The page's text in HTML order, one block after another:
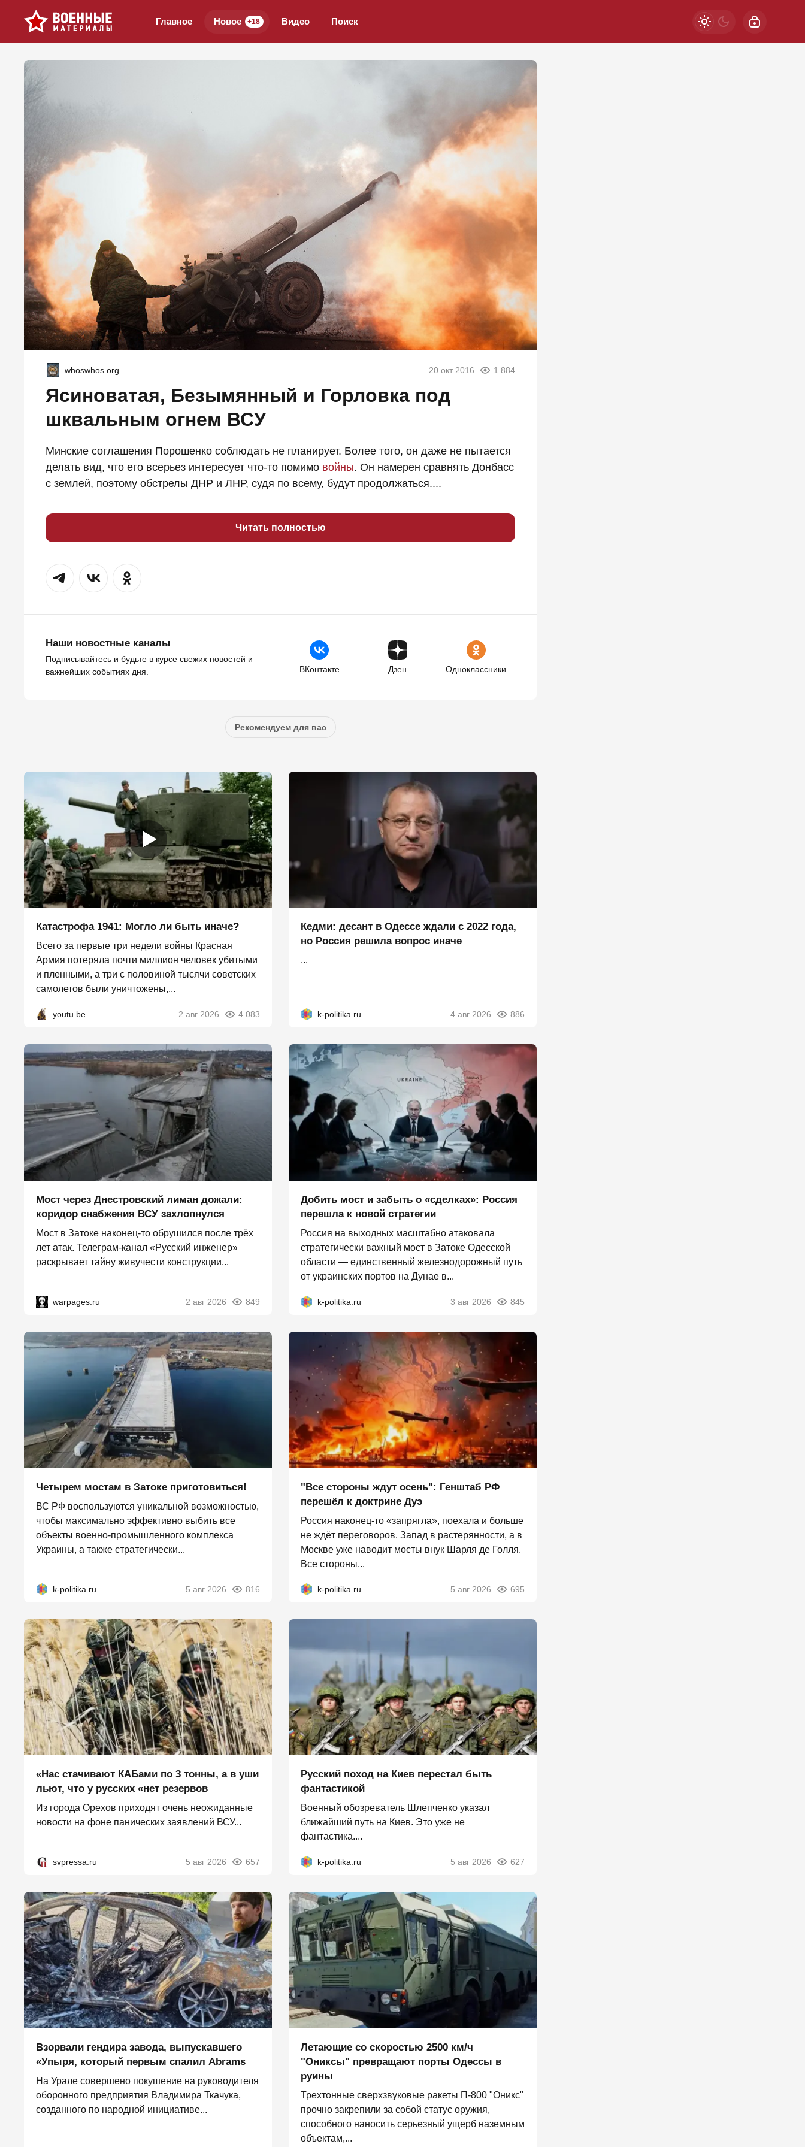
Главное Новое +18 Видео Поиск
whoswhos.org 20 окт 2016 1 884
Ясиноватая, Безымянный и Горловка под
шквальным огнем ВСУ
Минские соглашения Порошенко соблюдать не планирует. Более того, он даже не пытается
делать вид, что его всерьез интересует что-то помимо войны. Он намерен сравнять Донбасс
с землей, поэтому обстрелы ДНР и ЛНР, судя по всему, будут продолжаться....
Читать полностью
Наши новостные каналы
Подписывайтесь и будьте в курсе свежих новостей и
важнейших событиях дня.
ВКонтакте Дзен Одноклассники
Рекомендуем для вас
Катастрофа 1941: Могло ли быть иначе?
Всего за первые три недели войны Красная
Армия потеряла почти миллион человек убитыми
и пленными, а три с половиной тысячи советских
самолетов были уничтожены,...
youtu.be 2 авг 2026 4 083
Кедми: десант в Одессе ждали с 2022 года,
но Россия решила вопрос иначе
...
k-politika.ru 4 авг 2026 886
Мост через Днестровский лиман дожали:
коридор снабжения ВСУ захлопнулся
Мост в Затоке наконец-то обрушился после трёх
лет атак. Телеграм-канал «Русский инженер»
раскрывает тайну живучести конструкции...
warpages.ru 2 авг 2026 849
Добить мост и забыть о «сделках»: Россия
перешла к новой стратегии
Россия на выходных масштабно атаковала
стратегически важный мост в Затоке Одесской
области — единственный железнодорожный путь
от украинских портов на Дунае в...
k-politika.ru 3 авг 2026 845
Четырем мостам в Затоке приготовиться!
ВС РФ воспользуются уникальной возможностью,
чтобы максимально эффективно выбить все
объекты военно-промышленного комплекса
Украины, а также стратегически...
k-politika.ru 5 авг 2026 816
"Все стороны ждут осень": Генштаб РФ
перешёл к доктрине Дуэ
Россия наконец-то «запрягла», поехала и больше
не ждёт переговоров. Запад в растерянности, а в
Москве уже наводит мосты внук Шарля де Голля.
Все стороны...
k-politika.ru 5 авг 2026 695
«Нас стачивают КАБами по 3 тонны, а в уши
льют, что у русских «нет резервов
Из города Орехов приходят очень неожиданные
новости на фоне панических заявлений ВСУ...
svpressa.ru 5 авг 2026 657
Русский поход на Киев перестал быть
фантастикой
Военный обозреватель Шлепченко указал
ближайший путь на Киев. Это уже не
фантастика....
k-politika.ru 5 авг 2026 627
Взорвали гендира завода, выпускавшего
«Упыря, который первым спалил Abrams
На Урале совершено покушение на руководителя
оборонного предприятия Владимира Ткачука,
созданного по народной инициативе...
Летающие со скоростью 2500 км/ч
"Ониксы" превращают порты Одессы в
руины
Трехтонные сверхзвуковые ракеты П‑800 "Оникс"
прочно закрепили за собой статус оружия,
способного наносить серьезный ущерб наземным
объектам,...